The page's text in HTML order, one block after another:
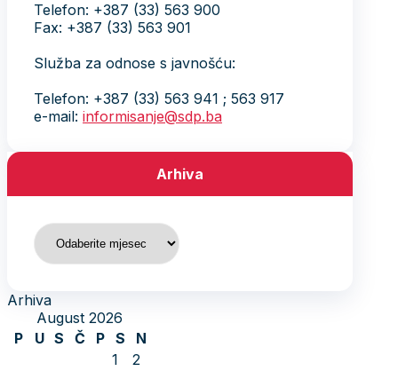
Telefon: +387 (33) 563 900
Fax: +387 (33) 563 901
Služba za odnose s javnošću:
Telefon: +387 (33) 563 941 ; 563 917
e-mail: informisanje@sdp.ba
Arhiva
Arhiva
Arhiva
August 2026
P
U S Č P S
N
1
2